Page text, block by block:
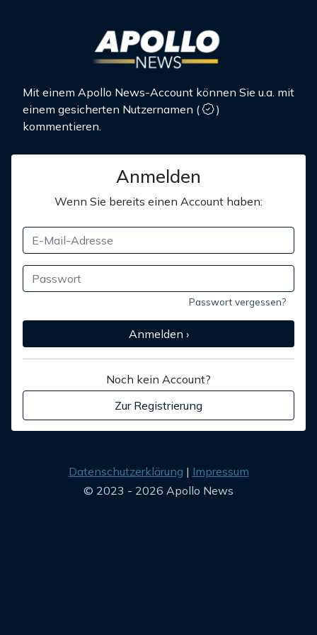
Mit einem Apollo News-Account können Sie u.a. mit
einem gesicherten Nutzernamen (
)
kommentieren.
Anmelden
Wenn Sie bereits einen Account haben:
Passwort vergessen?
Anmelden ›
Noch kein Account?
Zur Registrierung
Datenschutzerklärung
Impressum
© 2023 - 2026 Apollo News